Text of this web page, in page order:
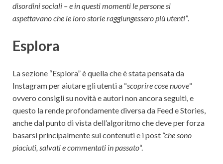
disordini sociali – e in questi momenti le persone si
aspettavano che le loro storie raggiungessero più utenti”.
Esplora
La sezione “Esplora” è quella che è stata pensata da
Instagram per aiutare gli utenti a “scoprire cose nuove“
ovvero consigli su novità e autori non ancora seguiti, e
questo la rende profondamente diversa da Feed e Stories,
anche dal punto di vista dell’algoritmo che deve per forza
basarsi principalmente sui contenuti e i post “che sono
piaciuti, salvati e commentati in passato“.